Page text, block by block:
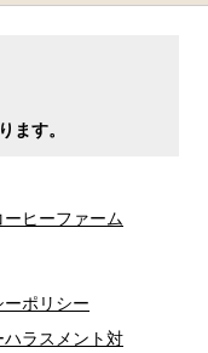
ます。
ーヒーファーム
ーポリシー
ハラスメント対